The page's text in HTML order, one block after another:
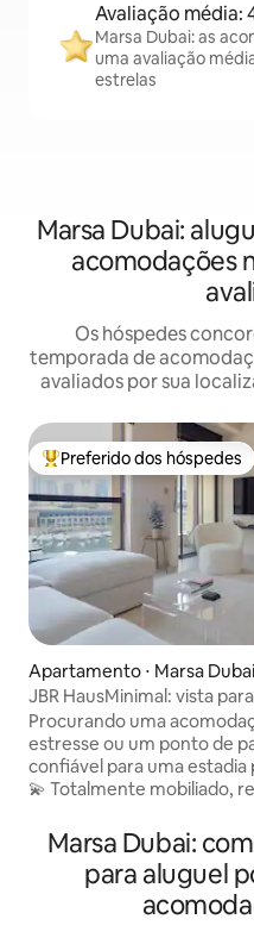
Avaliação média:
Marsa Dubai: as
uma avaliação
estrelas
Marsa Dubai:
acomodações
Os hóspedes
temporada de
avaliados por sua
Entre os melhores
Preferido dos hóspedes
Apartamento ⋅ Marsa Dubai
JBR HausMinimal: vista
quarto totalmente
Procurando uma
estresse ou um ponto de
confiável para uma estadia
💫 Totalmente mobiliado,
família e moramos nas
1 minuto a pé: JBR Beach,
bonde, mercados 24
restaurantes. 📍 5-10 Min:
Mall e Marina Walk. 👥
Marsa Dubai:
para aluguel